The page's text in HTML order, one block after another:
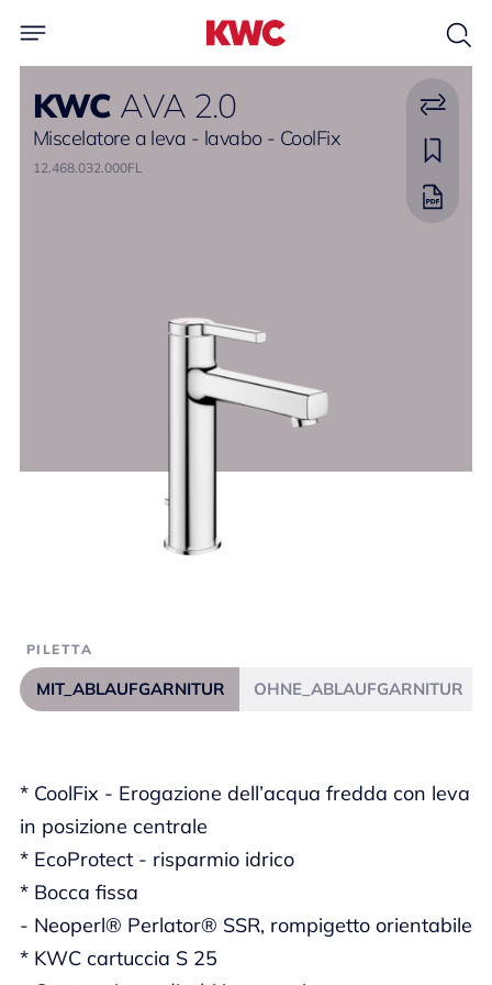
KWC AVA 2.0
Miscelatore a leva - lavabo - CoolFix
12.468.032.000FL
* CoolFix - Erogazione dell’acqua fredda con leva
in posizione centrale
* EcoProtect - risparmio idrico
* Bocca fissa
- Neoperl® Perlator® SSR, rompigetto orientabile
* KWC cartuccia S 25
PILETTA
MIT_ABLAUFGARNITUR OHNE_ABLAUFGARNITUR